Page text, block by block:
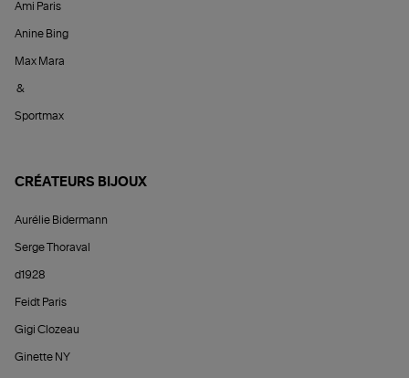
Ami Paris
Anine Bing
Max Mara
&
Sportmax
CRÉATEURS BIJOUX
Aurélie Bidermann
Serge Thoraval
d1928
Feidt Paris
Gigi Clozeau
Ginette NY